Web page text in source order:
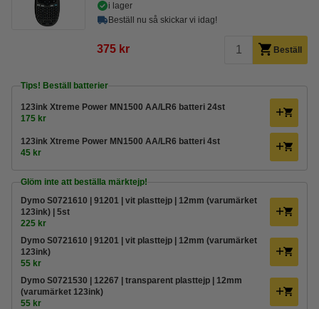
i lager
Beställ nu så skickar vi idag!
375 kr Beställ
Tips! Beställ batterier
123ink Xtreme Power MN1500 AA/LR6 batteri 24st
175 kr
123ink Xtreme Power MN1500 AA/LR6 batteri 4st
45 kr
Glöm inte att beställa märktejp!
Dymo S0721610 | 91201 | vit plasttejp | 12mm (varumärket
123ink) | 5st
225 kr
Dymo S0721610 | 91201 | vit plasttejp | 12mm (varumärket
123ink)
55 kr
Dymo S0721530 | 12267 | transparent plasttejp | 12mm
(varumärket 123ink)
55 kr